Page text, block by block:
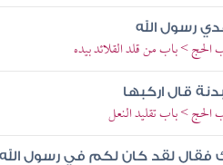
رسول الله
> باب من قلد القلائد بيده
قال اركبها
> باب تقليد النعل
فقال لقد كان لكم في رسول